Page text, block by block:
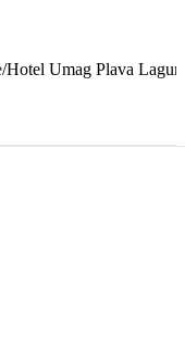
/Hotel Umag Plava